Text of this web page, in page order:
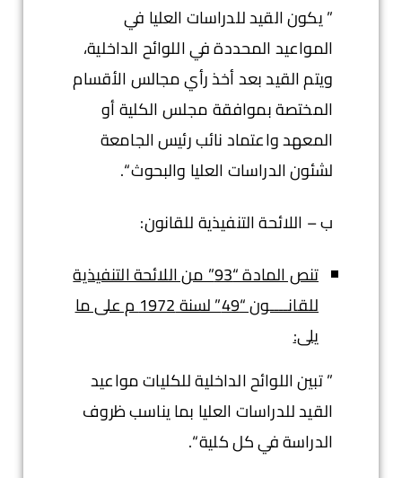
” يكون القيد للدراسات العليا في
المواعيد المحددة في اللوائح الداخلية،
ويتم القيد بعد أخذ رأي مجالس الأقسام
المختصة بموافقة مجلس الكلية أو
المعهد واعتماد نائب رئيس الجامعة
لشئون الدراسات العليا والبحوث “.
ب – اللائحة التنفيذية للقانون:
تنص المادة “93” من اللائحة التنفيذية
للقانــــون “49” لسنة 1972 م على ما
يلى:
” تبين اللوائح الداخلية للكليات مواعيد
القيد للدراسات العليا بما يناسب ظروف
الدراسة في كل كلية “.